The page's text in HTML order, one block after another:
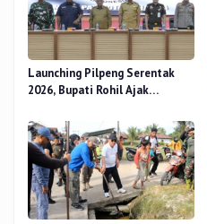
Launching Pilpeng Serentak
2026, Bupati Rohil Ajak
Bermartabat